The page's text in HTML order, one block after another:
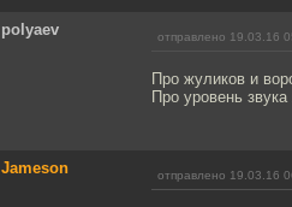
polyaev отправлено 19.03.16
Про жуликов и
Про уровень
Jameson отправлено 19.03.16